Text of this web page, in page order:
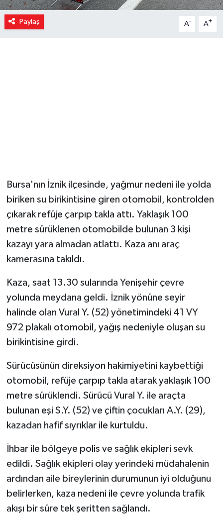
Paylaş A- A+
Bursa'nın İznik ilçesinde, yağmur nedeni ile yolda
biriken su birikintisine giren otomobil, kontrolden
çıkarak refüje çarpıp takla attı. Yaklaşık 100
metre sürüklenen otomobilde bulunan 3 kişi
kazayı yara almadan atlattı. Kaza anı araç
kamerasına takıldı.
Kaza, saat 13.30 sularında Yenişehir çevre
yolunda meydana geldi. İznik yönüne seyir
halinde olan Vural Y. (52) yönetimindeki 41 VY
972 plakalı otomobil, yağış nedeniyle oluşan su
birikintisine girdi.
Sürücüsünün direksiyon hakimiyetini kaybettiği
otomobil, refüje çarpıp takla atarak yaklaşık 100
metre sürüklendi. Sürücü Vural Y. ile araçta
bulunan eşi S.Y. (52) ve çiftin çocukları A.Y. (29),
kazadan hafif sıyrıklar ile kurtuldu.
İhbar ile bölgeye polis ve sağlık ekipleri sevk
edildi. Sağlık ekipleri olay yerindeki müdahalenin
ardından aile bireylerinin durumunun iyi olduğunu
belirlerken, kaza nedeni ile çevre yolunda trafik
akışı bir süre tek şeritten sağlandı.